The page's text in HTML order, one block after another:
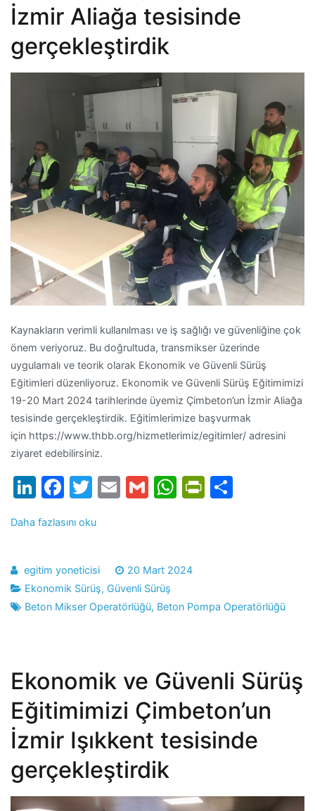
İzmir Aliağa tesisinde
gerçekleştirdik
Kaynakların verimli kullanılması ve iş sağlığı ve güvenliğine çok
önem veriyoruz. Bu doğrultuda, transmikser üzerinde
uygulamalı ve teorik olarak Ekonomik ve Güvenli Sürüş
Eğitimleri düzenliyoruz. Ekonomik ve Güvenli Sürüş Eğitimimizi
19-20 Mart 2024 tarihlerinde üyemiz Çimbeton’un İzmir Aliağa
tesisinde gerçekleştirdik. Eğitimlerimize başvurmak
için https://www.thbb.org/hizmetlerimiz/egitimler/ adresini
ziyaret edebilirsiniz.
LinkedIn
Facebook
Twitter
EmailGmailWhatsApp
Daha fazlasını oku
egitim yoneticisi
20 Mart 2024
Ekonomik Sürüş, Güvenli Sürüş
Beton Mikser Operatörlüğü, Beton Pompa Operatörlüğü
Ekonomik ve Güvenli Sürüş
Eğitimimizi Çimbeton’un
İzmir Işıkkent tesisinde
gerçekleştirdik